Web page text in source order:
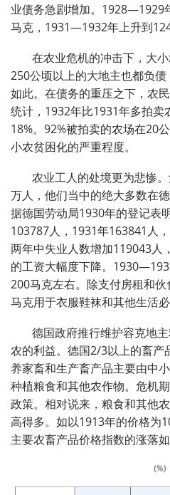
业债务急剧增加。1928—1929
马克，1931—1932年上升到124
在农业危机的冲击下，大
250公顷以上的大地主也都负
如此。在债务的重压之下，农
统计，1932年比1931年多拍卖
18%。92%被拍卖的农场在20
小农贫困化的严重程度。
农业工人的处境更为悲惨
万人，他们当中的绝大多数在
据德国劳动局1930年的登记表
103787人，1931年163841人
两年中失业人数增加119043人
的工资大幅度下降。
200马克左右。除支付房租和
马克用于衣服鞋袜和其他生活必
德国政府推行维护容克地
农的利益。德国2/3以上的畜产
养家畜和生产畜产品主要由中
种植粮食和其他农作物。危机
政策。相对说来，粮食和其他
高得多。如以1913年的价格为
主要农畜产品价格指数的涨落如